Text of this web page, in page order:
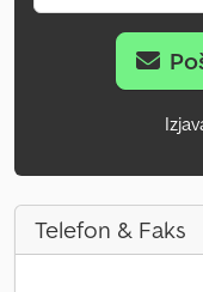
Telefon & Faks